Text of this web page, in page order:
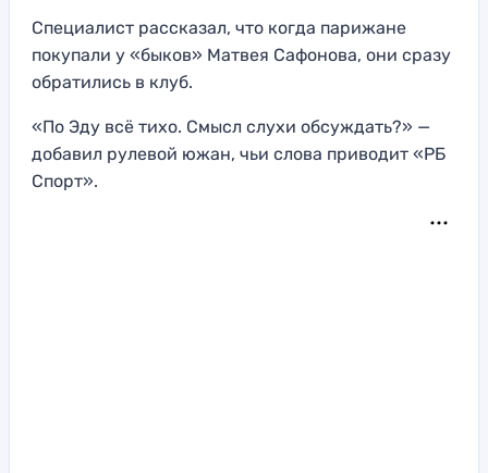
Специалист рассказал, что когда парижане
покупали у «быков» Матвея Сафонова, они сразу
обратились в клуб.
«По Эду всё тихо. Смысл слухи обсуждать?» —
добавил рулевой южан, чьи слова приводит «РБ
Спорт».